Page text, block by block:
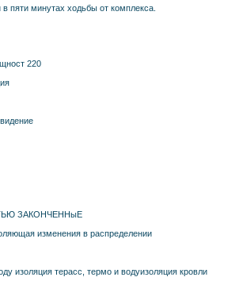
пяти минутах ходьбы от комплекса.
220
ЗАКОНЧЕННыЕ
изменения в распределении
изоляция терасс, термо и водуизоляция кровли